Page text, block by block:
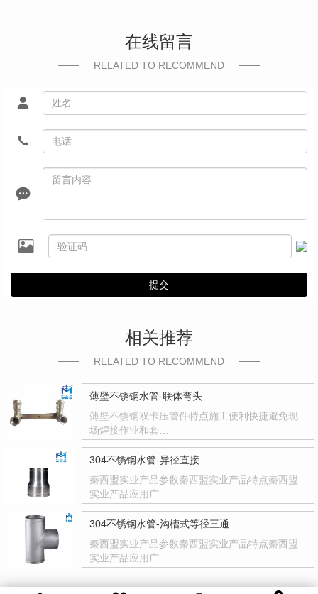
在线留言
RELATED TO RECOMMEND
提交
相关推荐
RELATED TO RECOMMEND
薄壁不锈钢水管-联体弯头
薄壁不锈钢双卡压管件特点施工便利快捷避免现
场焊接作业和套…
304不锈钢水管-异径直接
秦西盟实业产品参数秦西盟实业产品特点秦西盟
实业产品应用广…
304不锈钢水管-沟槽式等径三通
秦西盟实业产品参数秦西盟实业产品特点秦西盟
实业产品应用广…